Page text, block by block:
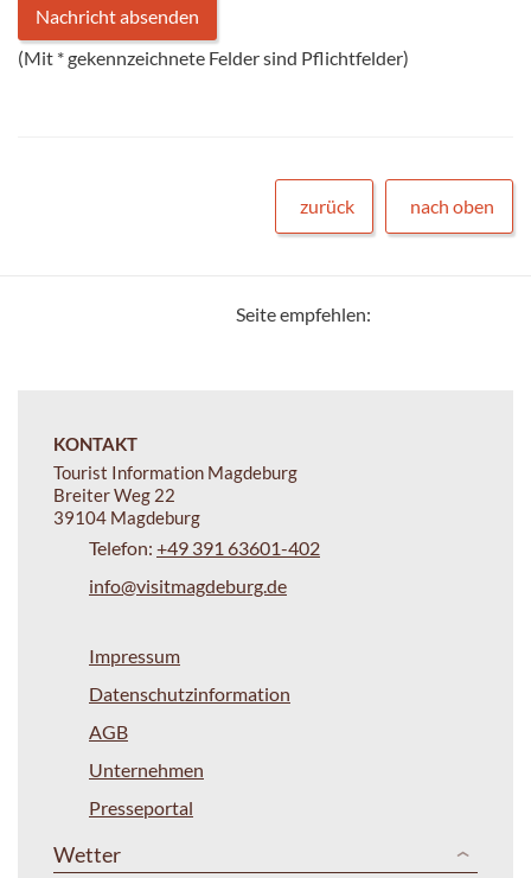
(Mit *gekennzeichnete Felder sind Pflichtfelder)
zurück nach oben
Seite empfehlen:
KONTAKT
Tourist Information Magdeburg
Breiter Weg 22
39104 Magdeburg
Telefon: +49 391 63601-402
info@visitmagdeburg.de
Impressum
Datenschutzinformation
AGB
Unternehmen
Presseportal
Wetter